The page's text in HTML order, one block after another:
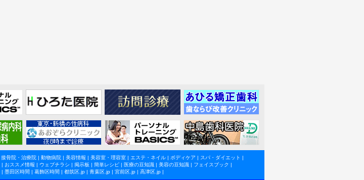
接骨院・治療院| 動物病院| 美容情報 | 美容室・理容室| エステ・ネイル| ボディケア | スパ・ダイエット |
| おススメ情報 | ウェブチラシ | 掲示板 | 簡単レシピ| 医療の豆知識| 美容の豆知識| フェイスブック |
| 墨田区時間 | 葛飾区時間 | 都筑区.jp | 青葉区.jp | 宮前区.jp | 高津区.jp |